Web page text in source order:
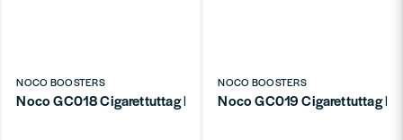
NOCO BOOSTERS
Noco GC018 Cigarettuttag Hona Ringkabelsko
NOCO BOOSTERS
Noco GC019 Cigarettuttag